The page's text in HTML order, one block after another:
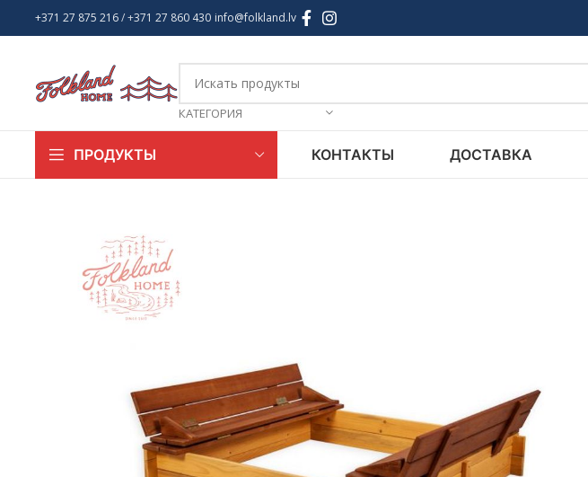
+371 27 875 216/ +371 27 860 430 info@folkland.lv
КАТЕГОРИЯ
ПРОДУКТЫ КОНТАКТЫ ДОСТАВКА